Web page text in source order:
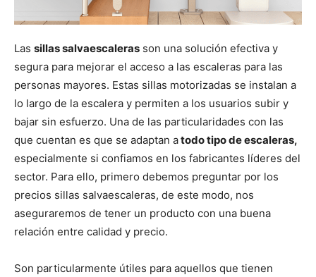
Las sillas salvaescaleras son una solución efectiva y
segura para mejorar el acceso a las escaleras para las
personas mayores. Estas sillas motorizadas se instalan a
lo largo de la escalera y permiten a los usuarios subir y
bajar sin esfuerzo. Una de las particularidades con las
que cuentan es que se adaptan atodo tipo de escaleras,
especialmente si confiamos en los fabricantes líderes del
sector. Para ello, primero debemos preguntar por los
precios sillas salvaescaleras, de este modo, nos
aseguraremos de tener un producto con una buena
relación entre calidad y precio.
Son particularmente útiles para aquellos que tienen